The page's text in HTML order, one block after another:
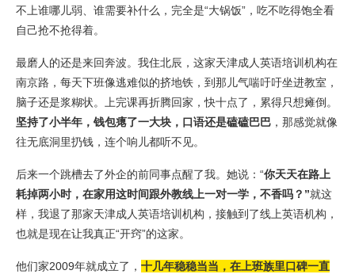
不上谁哪儿弱、谁需要补什么，完全是“大锅饭”，吃不吃得饱全看
自己抢不抢得着。
最磨人的还是来回奔波。我住北辰，这家天津成人英语培训机构在
南京路，每天下班像逃难似的挤地铁，到那儿气喘吁吁坐进教室，
脑子还是浆糊状。上完课再折腾回家，快十点了，累得只想瘫倒。
坚持了小半年，钱包瘪了一大块，口语还是磕磕巴巴 ，那感觉就像
往无底洞里扔钱，连个响儿都听不见。
后来一个跳槽去了外企的前同事点醒了我。她说：“你天天在路上
耗掉两小时，在家用这时间跟外教线上一对一学，不香吗？”就这
样，我退了那家天津成人英语培训机构，接触到了线上英语机构，
也就是现在让我真正“开窍”的这家。
他们家2009年就成立了， 十几年稳稳当当，在上班族里口碑一直